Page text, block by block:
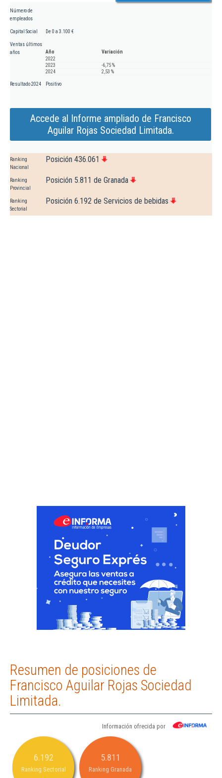
Número de
empleados
Capital Social De 0 a 3.100 €
Ventas últimos
años
Año
Variación
2022
2023
-6,75 %
2024
2,53 %
Resultado 2024 Positivo
Accede al Informe ampliado de Francisco
Aguilar Rojas Sociedad Limitada.
Ranking
Nacional
Posición 436.061
Ranking
Provincial
Posición 5.811 de Granada
Ranking
Sectorial
Posición 6.192 de Servicios de bebidas
Resumen de posiciones de
Francisco Aguilar Rojas Sociedad
Limitada.
Información ofrecida por
6.192
Ranking Sectorial
5.811
Ranking Granada